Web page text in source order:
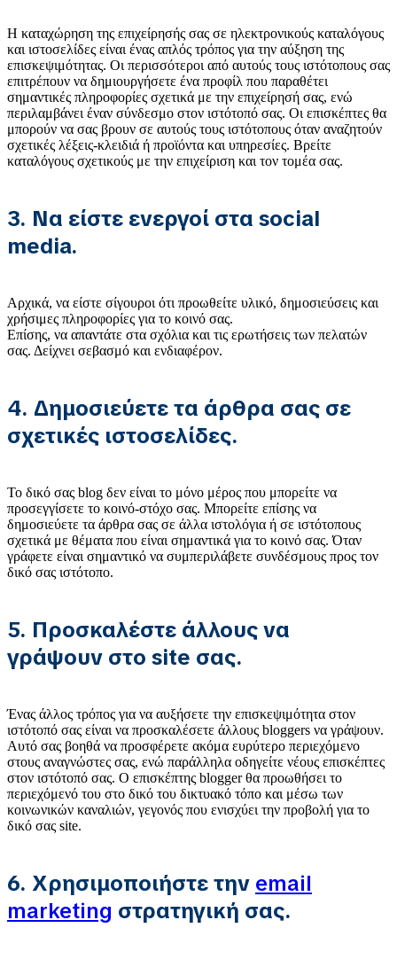
Η καταχώρηση της επιχείρησής σας σε ηλεκτρονικούς καταλόγους
και ιστοσελίδες είναι ένας απλός τρόπος για την αύξηση της
επισκεψιμότητας. Οι περισσότεροι από αυτούς τους ιστότοπους σας
επιτρέπουν να δημιουργήσετε ένα προφίλ που παραθέτει
σημαντικές πληροφορίες σχετικά με την επιχείρησή σας, ενώ
περιλαμβάνει έναν σύνδεσμο στον ιστότοπό σας. Οι επισκέπτες θα
μπορούν να σας βρουν σε αυτούς τους ιστότοπους όταν αναζητούν
σχετικές λέξεις-κλειδιά ή προϊόντα και υπηρεσίες. Βρείτε
καταλόγους σχετικούς με την επιχείριση και τον τομέα σας.
3. Να είστε ενεργοί στα social
media.
Αρχικά, να είστε σίγουροι ότι προωθείτε υλικό, δημοσιεύσεις και
χρήσιμες πληροφορίες για το κοινό σας.
Επίσης, να απαντάτε στα σχόλια και τις ερωτήσεις των πελατών
σας. Δείχνει σεβασμό και ενδιαφέρον.
4. Δημοσιεύετε τα άρθρα σας σε
σχετικές ιστοσελίδες.
Το δικό σας blog δεν είναι το μόνο μέρος που μπορείτε να
προσεγγίσετε το κοινό-στόχο σας. Μπορείτε επίσης να
δημοσιεύετε τα άρθρα σας σε άλλα ιστολόγια ή σε ιστότοπους
σχετικά με θέματα που είναι σημαντικά για το κοινό σας. Όταν
γράφετε είναι σημαντικό να συμπεριλάβετε συνδέσμους προς τον
δικό σας ιστότοπο.
5. Προσκαλέστε άλλους να
γράψουν στο site σας.
Ένας άλλος τρόπος για να αυξήσετε την επισκεψιμότητα στον
ιστότοπό σας είναι να προσκαλέσετε άλλους bloggers να γράψουν.
Αυτό σας βοηθά να προσφέρετε ακόμα ευρύτερο περιεχόμενο
στους αναγνώστες σας, ενώ παράλληλα οδηγείτε νέους επισκέπτες
στον ιστότοπό σας. Ο επισκέπτης blogger θα προωθήσει το
περιεχόμενό του στο δικό του δικτυακό τόπο και μέσω των
κοινωνικών καναλιών, γεγονός που ενισχύει την προβολή για το
δικό σας site.
6. Χρησιμοποιήστε την email
marketing στρατηγική σας.